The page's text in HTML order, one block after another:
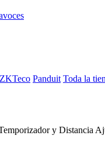
ZKTeco Panduit Toda la
y Distancia